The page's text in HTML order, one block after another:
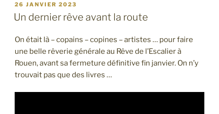
PUBLIÉ
LE
26 JANVIER 2023
Un dernier rêve avant la route
On était là – copains – copines – artistes … pour faire
une belle rêverie générale au Rêve de l’Escalier à
Rouen, avant sa fermeture définitive fin janvier. On n’y
trouvait pas que des livres …